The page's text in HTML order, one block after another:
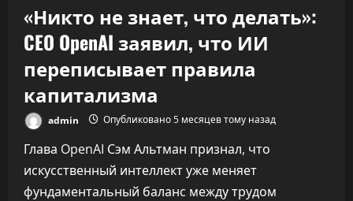
«Никто не знает, что делать»:
CEO OpenAI заявил, что ИИ
переписывает правила
капитализма
admin Опубликовано 5 месяцев тому назад
Глава OpenAI Сэм Альтман признал, что
искусственный интеллект уже меняет
фундаментальный баланс между трудом